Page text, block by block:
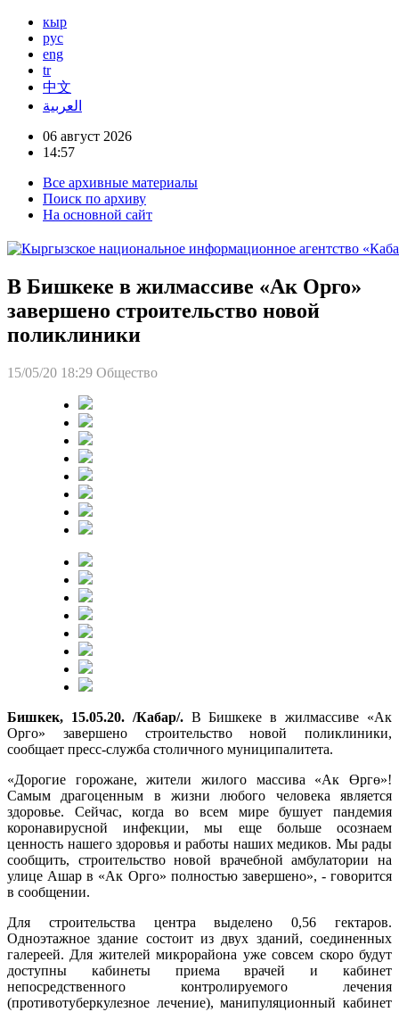
кыр
рус
eng
tr
中文
العربية
06 август 2026
14:57
Все архивные материалы
Поиск по архиву
На основной сайт
В Бишкеке в жилмассиве «Ак Орго»
завершено строительство новой
поликлиники
15/05/20 18:29 Общество
Бишкек, 15.05.20. /Кабар/. В Бишкеке в жилмассиве «Ак
Орго» завершено строительство новой поликлиники,
сообщает пресс-служба столичного муниципалитета.
«Дорогие горожане, жители жилого массива «Ак Өргө»!
Самым драгоценным в жизни любого человека является
здоровье. Сейчас, когда во всем мире бушует пандемия
коронавирусной инфекции, мы еще больше осознаем
ценность нашего здоровья и работы наших медиков. Мы рады
сообщить, строительство новой врачебной амбулатории на
улице Ашар в «Ак Орго» полностью завершено», - говорится
в сообщении.
Для строительства центра выделено 0,56 гектаров.
Одноэтажное здание состоит из двух зданий, соединенных
галереей. Для жителей микрорайона уже совсем скоро будут
доступны кабинеты приема врачей и кабинет
непосредственного контролируемого лечения
(противотуберкулезное лечение), манипуляционный кабинет